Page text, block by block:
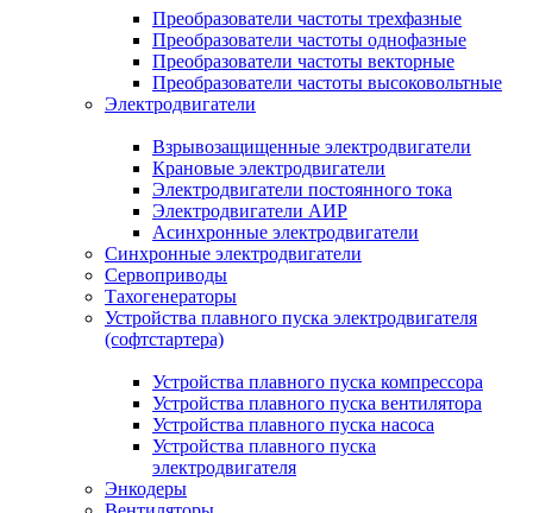
Преобразователи частоты трехфазные
Преобразователи частоты однофазные
Преобразователи частоты векторные
Преобразователи частоты высоковольтные
Электродвигатели
Взрывозащищенные электродвигатели
Крановые электродвигатели
Электродвигатели постоянного тока
Электродвигатели АИР
Асинхронные электродвигатели
Синхронные электродвигатели
Сервоприводы
Тахогенераторы
Устройства плавного пуска электродвигателя
(софтстартера)
Устройства плавного пуска компрессора
Устройства плавного пуска вентилятора
Устройства плавного пуска насоса
Устройства плавного пуска
электродвигателя
Энкодеры